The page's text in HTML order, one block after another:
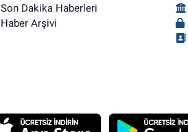
Son Dakika Haberleri
Haber Arşivi